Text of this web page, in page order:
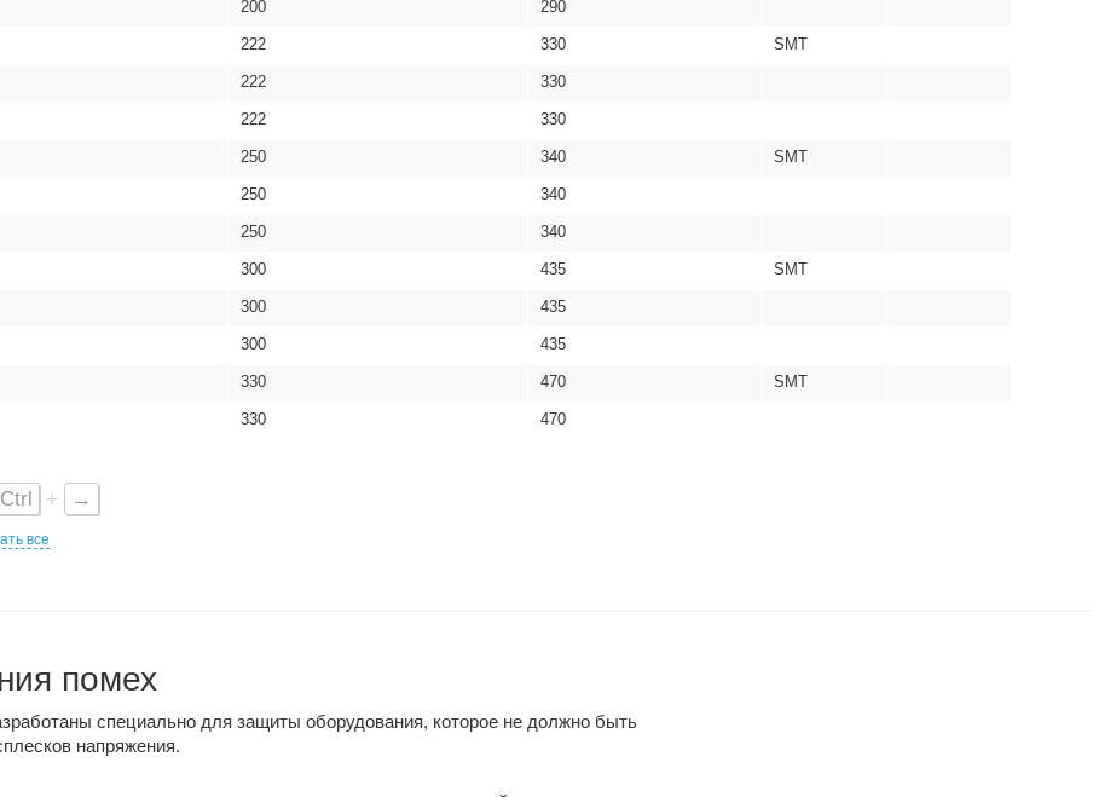
200 290
222 330 SMT
222 330
222 330
250 340 SMT
250 340
250 340
300 435 SMT
300 435
300 435
330 470 SMT
330 470
Ctrl + →
все
помех
специально для защиты оборудования, которое не должно быть
напряжения.